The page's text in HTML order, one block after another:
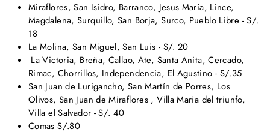
Miraflores, San Isidro, Barranco, Jesus María, Lince,
Magdalena, Surquillo, San Borja, Surco, Pueblo Libre - S/.
18
La Molina, San Miguel, San Luis - S/. 20
La Victoria, Breña, Callao, Ate, Santa Anita, Cercado,
Rimac, Chorrillos, Independencia, El Agustino - S/.35
San Juan de Lurigancho, San Martín de Porres, Los
Olivos, San Juan de Miraflores , Villa Maria del triunfo,
Villa el Salvador - S/. 40
Comas S/.80